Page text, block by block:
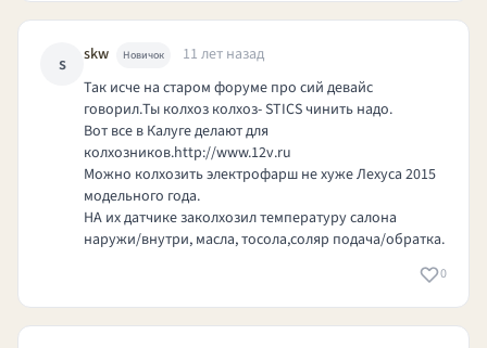
s skw Новичок
11 лет назад
Так исче на старом форуме про сий девайс
говорил.Ты колхоз колхоз- STICS чинить надо.
Вот все в Калуге делают для
колхозников.http://www.12v.ru
Можно колхозить электрофарш не хуже Лехуса 2015
модельного года.
НА их датчике заколхозил температуру салона
наружи/внутри, масла, тосола,соляр подача/обратка.
0